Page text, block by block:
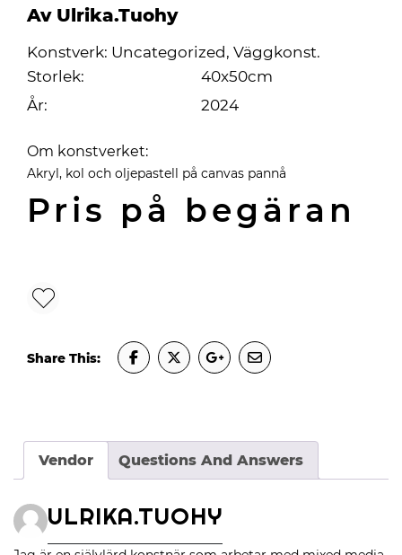
Av Ulrika.tuohy
Konstverk: Uncategorized , Väggkonst.
Storlek:
40x50cm
År:
2024
Om konstverket:
Akryl, kol och oljepastell på canvas pannå
Pris på begäran
Share This:
Vendor Questions And Answers
ULRIKA.TUOHY